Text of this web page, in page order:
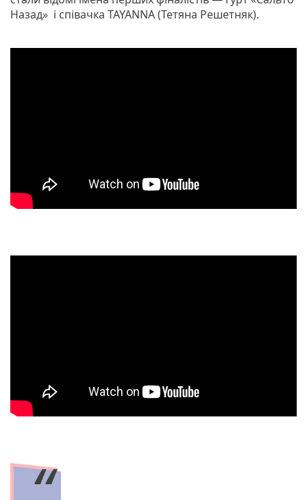
Назад» і співачка TAYANNA (Тетяна Решетняк).